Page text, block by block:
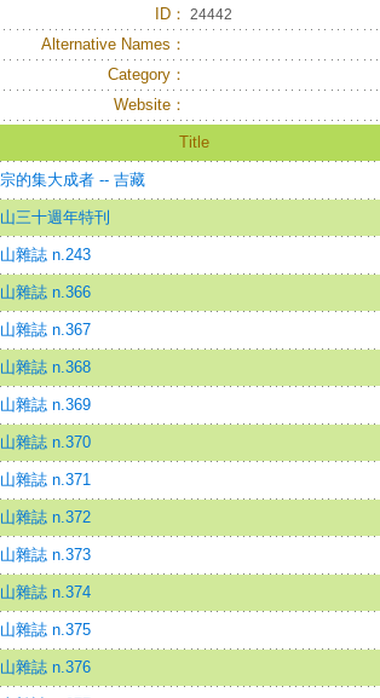
ID ： 24442
Alternative Names：
Category：
Website：
Title
的集大成者 -- 吉藏
三十週年特刊
雜誌 n.243
雜誌 n.366
雜誌 n.367
雜誌 n.368
雜誌 n.369
雜誌 n.370
雜誌 n.371
雜誌 n.372
雜誌 n.373
雜誌 n.374
雜誌 n.375
雜誌 n.376